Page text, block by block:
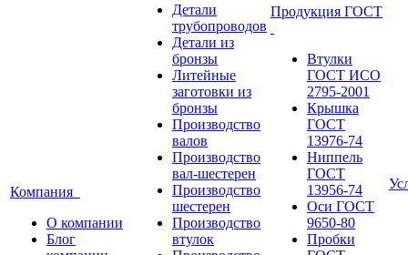
Компания
О компании
Блог
Детали
трубопроводов
Детали из
бронзы
Литейные
заготовки из
бронзы
Производство
валов
Производство
вал-шестерен
Производство
шестерен
Производство
втулок
Продукция ГОСТ
Втулки
ГОСТ ИСО
2795-2001
Крышка
ГОСТ
13976-74
Ниппель
ГОСТ
13956-74
Оси ГОСТ
9650-80
Пробки